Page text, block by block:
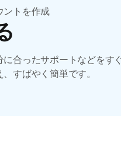
ントを作成
に合ったサポートなどをす
すばやく簡単です。